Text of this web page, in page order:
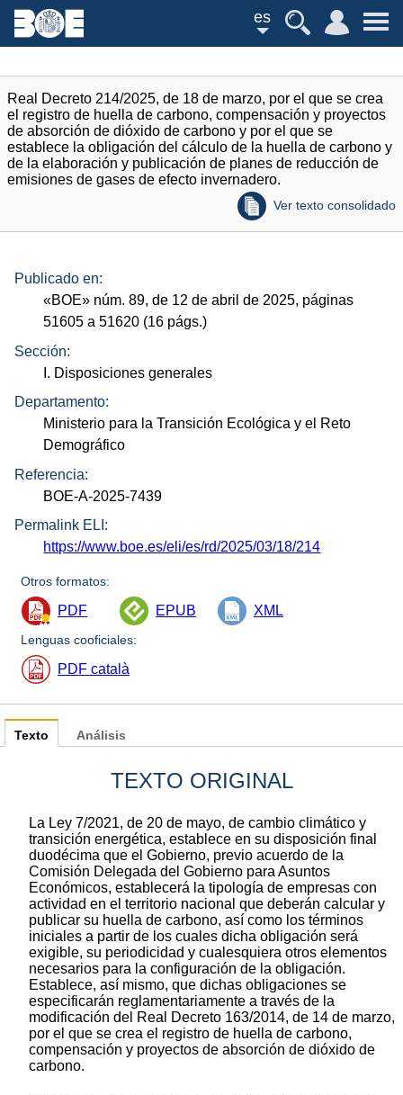
es
Real Decreto 214/2025, de 18 de marzo, por el que se crea
el registro de huella de carbono, compensación y proyectos
de absorción de dióxido de carbono y por el que se
establece la obligación del cálculo de la huella de carbono y
de la elaboración y publicación de planes de reducción de
emisiones de gases de efecto invernadero.
Ver texto consolidado
Publicado en:
«BOE» núm. 89, de 12 de abril de 2025, páginas
51605 a 51620 (16 págs.)
Sección:
I. Disposiciones generales
Departamento:
Ministerio para la Transición Ecológica y el Reto
Demográfico
Referencia:
BOE-A-2025-7439
Permalink ELI:
https://www.boe.es/eli/es/rd/2025/03/18/214
Otros formatos:
PDF EPUB XML
Lenguas cooficiales:
PDF català
Texto
TEXTO ORIGINAL
La Ley 7/2021, de 20 de mayo, de cambio climático y
transición energética, establece en su disposición final
duodécima que el Gobierno, previo acuerdo de la
Comisión Delegada del Gobierno para Asuntos
Económicos, establecerá la tipología de empresas con
actividad en el territorio nacional que deberán calcular y
publicar su huella de carbono, así como los términos
iniciales a partir de los cuales dicha obligación será
exigible, su periodicidad y cualesquiera otros elementos
necesarios para la configuración de la obligación.
Establece, así mismo, que dichas obligaciones se
especificarán reglamentariamente a través de la
modificación del Real Decreto 163/2014, de 14 de marzo,
por el que se crea el registro de huella de carbono,
compensación y proyectos de absorción de dióxido de
carbono.
Análisis